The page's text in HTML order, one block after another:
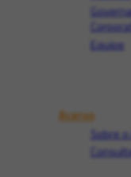
Equipe
Acervo
Sobre